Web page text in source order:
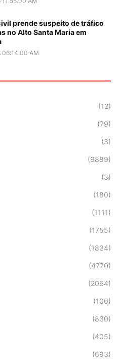
prende suspeito de tráfico
no Alto Santa Maria em
AM
(12)
(79)
(3)
(9889)
(3)
(180)
(1111)
(1755)
(1834)
(4770)
(2064)
(100)
(830)
(405)
(693)